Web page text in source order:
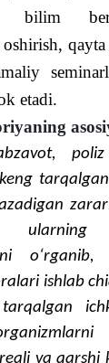
bilim
etadi.
ularning
ishlab
va qarshi